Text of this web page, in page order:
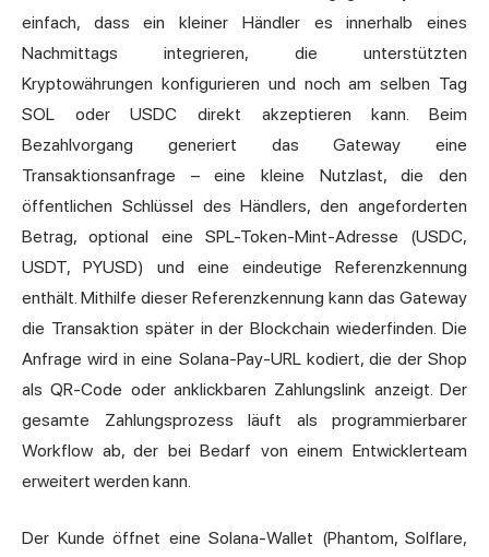
einfach, dass ein kleiner Händler es innerhalb eines
Nachmittags integrieren, die unterstützten
Kryptowährungen konfigurieren und noch am selben Tag
SOL oder USDC direkt akzeptieren kann. Beim
Bezahlvorgang generiert das Gateway eine
Transaktionsanfrage – eine kleine Nutzlast, die den
öffentlichen Schlüssel des Händlers, den angeforderten
Betrag, optional eine SPL-Token-Mint-Adresse (USDC,
USDT, PYUSD) und eine eindeutige Referenzkennung
enthält. Mithilfe dieser Referenzkennung kann das Gateway
die Transaktion später in der Blockchain wiederfinden. Die
Anfrage wird in eine Solana-Pay-URL kodiert, die der Shop
als QR-Code oder anklickbaren Zahlungslink anzeigt. Der
gesamte Zahlungsprozess läuft als programmierbarer
Workflow ab, der bei Bedarf von einem Entwicklerteam
erweitert werden kann.
Der Kunde öffnet eine Solana-Wallet (Phantom, Solflare,